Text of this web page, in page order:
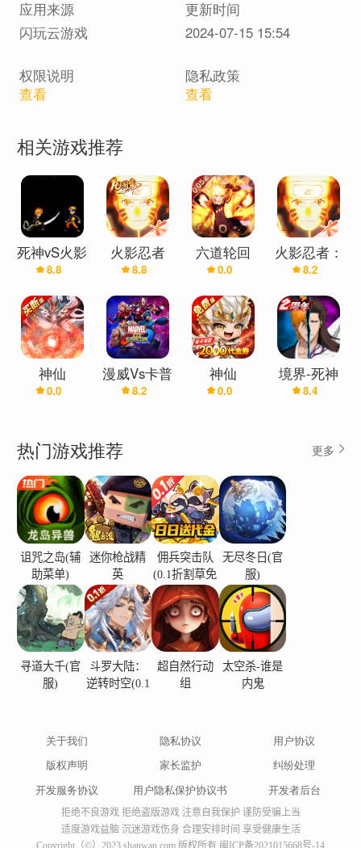
应用来源
更新时间
闪玩云游戏
2024-07-15 15:54
权限说明
查看
隐私政策
查看
相关游戏推荐
死神vS火影
Flight
8.8
火影忍者
8.8
六道轮回
(0.05折火
影)
0.0
火影忍者：
忍者新世代
8.2
神仙
online(0.05
0.0
漫威Vs卡普
空无限
8.2
神仙
online(0.1
0.0
境界-死神
激斗
8.4
热门游戏推荐 更多
诅咒之岛(辅
助菜单)
迷你枪战精
英
佣兵突击队
(0.1折割草免
费版)
无尽冬日(官
服)
寻道大千(官
服)
斗罗大陆：
逆转时空(0.1
超自然行动
组
太空杀-谁是
内鬼
关于我们 隐私协议
用户协议
版权声明
家长监护
纠纷处理
开发服务协议
用户隐私保护协议书 开发者后台
拒绝不良游戏 拒绝盗版游戏 注意自我保护 谨防受骗上当
适度游戏益脑 沉迷游戏伤身 合理安排时间 享受健康生活